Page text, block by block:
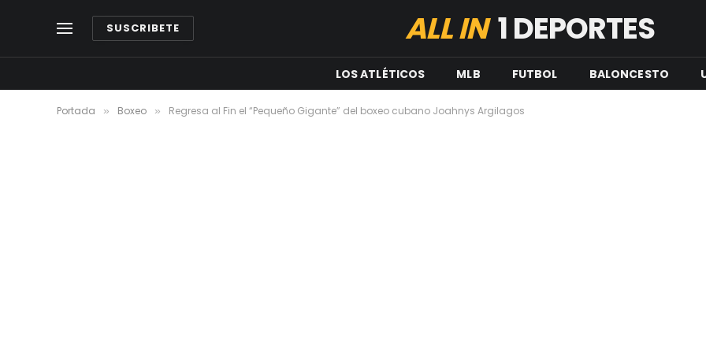
SUSCRIBETE ALL IN1 DEPORTES
LOS ATLÉTICOS MLB FUTBOL BALONCESTO
Portada » Boxeo » Regresa al Fin el “Pequeño Gigante” del boxeo cubano Joahnys Argilagos